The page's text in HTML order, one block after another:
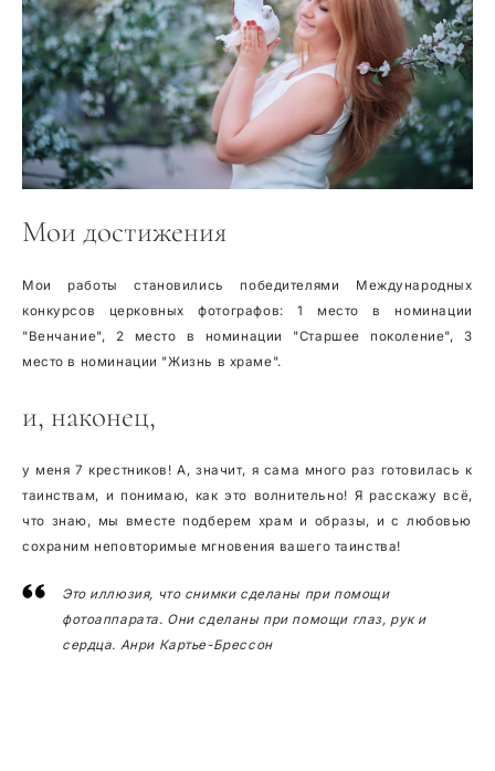
Мои достижения
Мои работы становились победителями Международных
конкурсов церковных фотографов: 1 место в номинации
"Венчание", 2 место в номинации "Старшее поколение", 3
место в номинации "Жизнь в храме".
и, наконец,
у меня 7 крестников! А, значит, я сама много раз готовилась к
таинствам, и понимаю, как это волнительно! Я расскажу всё,
что знаю, мы вместе подберем храм и образы, и с любовью
сохраним неповторимые мгновения вашего таинства!
Это иллюзия, что снимки сделаны при помощи
фотоаппарата. Они сделаны при помощи глаз, рук и
сердца. Анри Картье-Брессон